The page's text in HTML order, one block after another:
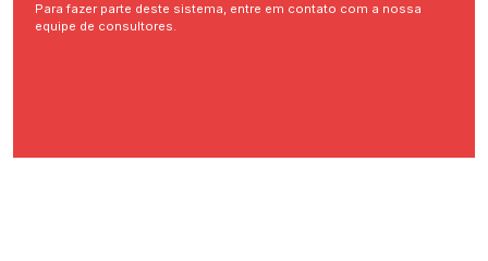
Para fazer parte deste sistema, entre em contato com a nossa
equipe de consultores.